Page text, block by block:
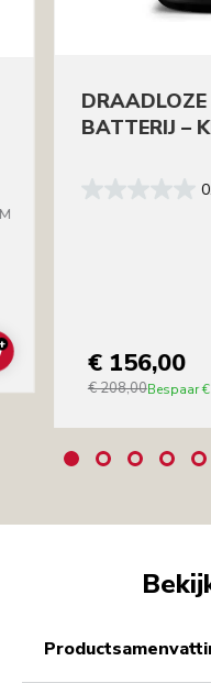
ADD TO CART
DRAADLOZE
BATTERIJ –
€ 156,00
€ 208,00Bespaar